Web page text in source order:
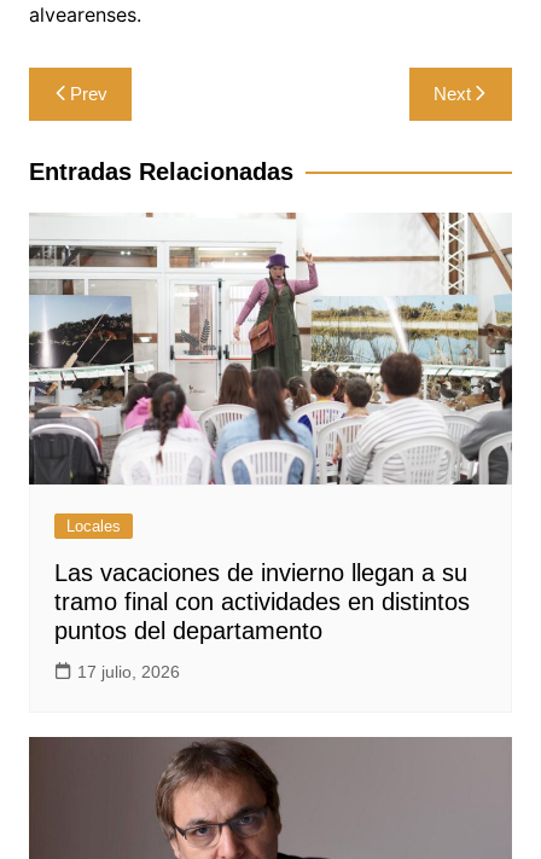
alvearenses.
Navegación
de
entradas
Prev Next
Entradas Relacionadas
Locales
Las vacaciones de invierno llegan a su
tramo final con actividades en distintos
puntos del departamento
17 julio, 2026